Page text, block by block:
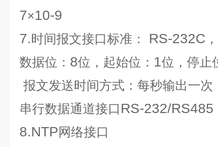
7×10-9
7.时间报文接口标准： RS-232C
数据位： 8位，起始位： 1位，停止
报文发送时间方式：每秒输出一次
串行数据通道接口 RS-232/RS485
8.NTP网络接口